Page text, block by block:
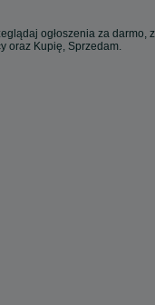
ogłoszenia za darmo,
oraz Kupię, Sprzedam.